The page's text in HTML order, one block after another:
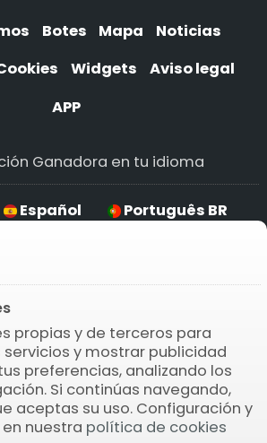
Botes Mapa
Noticias
Widgets
Aviso legal
APP
Ganadora en tu idioma
Español Português BR
Descarga la APP
propias y de terceros para
y mostrar publicidad
preferencias, analizando los
Si continúas navegando,
aceptas su uso. Configuración y
nuestra política de cookies